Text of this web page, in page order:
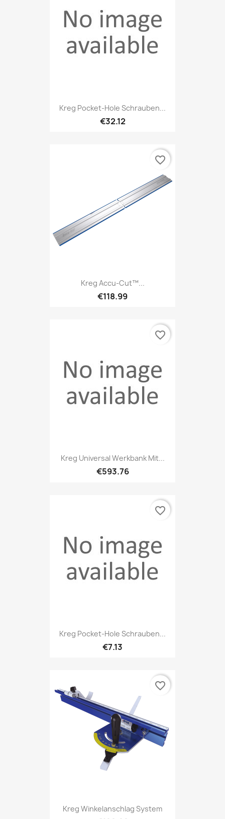
Kreg Pocket-Hole Schrauben...
€32.12
Kreg Accu-Cut™...
€118.99
favorite_border
Kreg Universal Werkbank Mit...
€593.76
favorite_border
Kreg Pocket-Hole Schrauben...
€7.13
favorite_border
Kreg Winkelanschlag System
favorite_border